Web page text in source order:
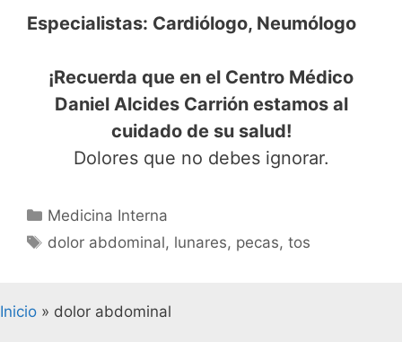
Especialistas: Cardiólogo, Neumólogo
¡Recuerda que en el Centro Médico
Daniel Alcides Carrión estamos al
cuidado de su salud!
Dolores que no debes ignorar.
Medicina Interna
dolor abdominal, lunares, pecas,tos
Inicio » dolor abdominal